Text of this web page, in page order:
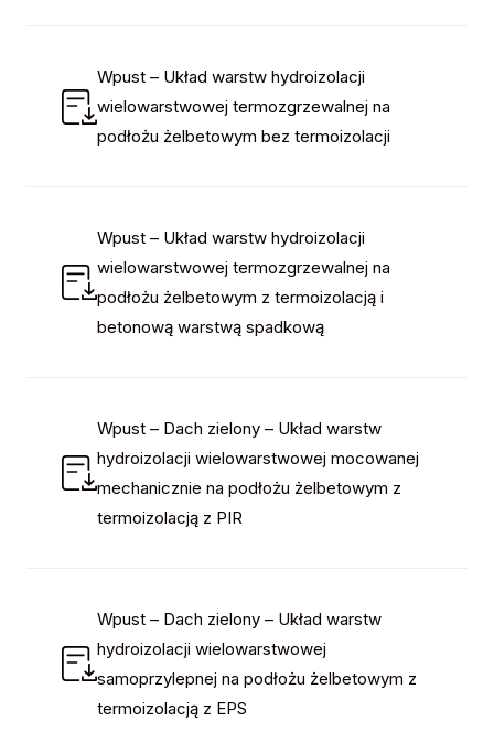
Wpust – Układ warstw hydroizolacji
wielowarstwowej termozgrzewalnej na
podłożu żelbetowym bez termoizolacji
Wpust – Układ warstw hydroizolacji
wielowarstwowej termozgrzewalnej na
podłożu żelbetowym z termoizolacją i
betonową warstwą spadkową
Wpust – Dach zielony – Układ warstw
hydroizolacji wielowarstwowej mocowanej
mechanicznie na podłożu żelbetowym z
termoizolacją z PIR
Wpust – Dach zielony – Układ warstw
hydroizolacji wielowarstwowej
samoprzylepnej na podłożu żelbetowym z
termoizolacją z EPS